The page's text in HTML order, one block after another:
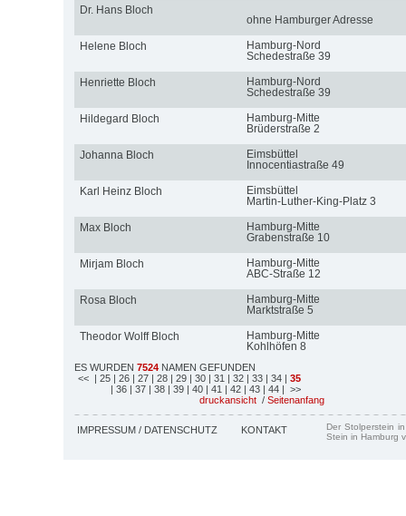
Dr. Hans Bloch
ohne Hamburger Adresse
Helene Bloch
Hamburg-Nord
Schedestraße 39
Henriette Bloch
Hamburg-Nord
Schedestraße 39
Hildegard Bloch
Hamburg-Mitte
Brüderstraße 2
Johanna Bloch
Eimsbüttel
Innocentiastraße 49
Karl Heinz Bloch
Eimsbüttel
Martin-Luther-King-Platz 3
Max Bloch
Hamburg-Mitte
Grabenstraße 10
Mirjam Bloch
Hamburg-Mitte
ABC-Straße 12
Rosa Bloch
Hamburg-Mitte
Marktstraße 5
Theodor Wolff Bloch
Hamburg-Mitte
Kohlhöfen 8
ES WURDEN 7524 NAMEN GEFUNDEN
<< | 25 | 26 | 27 | 28 | 29 | 30 | 31 | 32 | 33 | 34 | 35
| 36 | 37 | 38 | 39 | 40 | 41 | 42 | 43 | 44 | >>
druckansicht / Seitenanfang
IMPRESSUM / DATENSCHUTZ KONTAKT
Der Stolperstein
Stein in Hamburg